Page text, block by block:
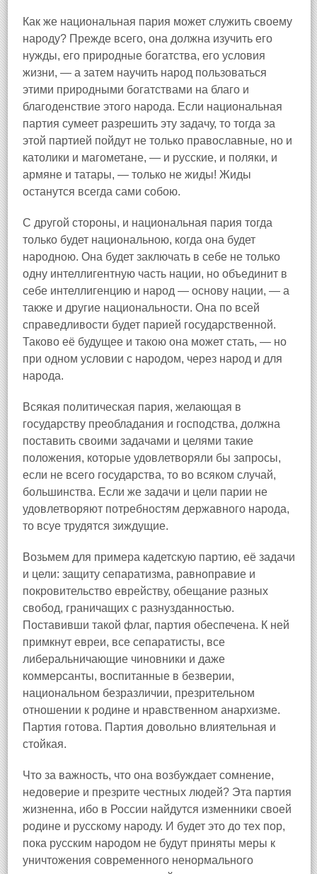
Как же национальная пария может служить своему
народу? Прежде всего, она должна изучить его
нужды, его природные богатства, его условия
жизни, — а затем научить народ пользоваться
этими природными богатствами на благо и
благоденствие этого народа. Если национальная
партия сумеет разрешить эту задачу, то тогда за
этой партией пойдут не только православные, но и
католики и магометане, — и русские, и поляки, и
армяне и татары, — только не жиды! Жиды
останутся всегда сами собою.
С другой стороны, и национальная пария тогда
только будет национальною, когда она будет
народною. Она будет заключать в себе не только
одну интеллигентную часть нации, но объединит в
себе интеллигенцию и народ — основу нации, — а
также и другие национальности. Она по всей
справедливости будет парией государственной.
Таково её будущее и такою она может стать, — но
при одном условии с народом, через народ и для
народа.
Всякая политическая пария, желающая в
государству преобладания и господства, должна
поставить своими задачами и целями такие
положения, которые удовлетворяли бы запросы,
если не всего государства, то во всяком случай,
большинства. Если же задачи и цели парии не
удовлетворяют потребностям державного народа,
то всуе трудятся зиждущие.
Возьмем для примера кадетскую партию, её задачи
и цели: защиту сепаратизма, равноправие и
покровительство еврейству, обещание разных
свобод, граничащих с разнузданностью.
Поставивши такой флаг, партия обеспечена. К ней
примкнут евреи, все сепаратисты, все
либеральничающие чиновники и даже
коммерсанты, воспитанные в безверии,
национальном безразличии, презрительном
отношении к родине и нравственном анархизме.
Партия готова. Партия довольно влиятельная и
стойкая.
Что за важность, что она возбуждает сомнение,
недоверие и презрите честных людей? Эта партия
жизненна, ибо в России найдутся изменники своей
родине и русскому народу. И будет это до тех пор,
пока русским народом не будут приняты меры к
уничтожения современного ненормального